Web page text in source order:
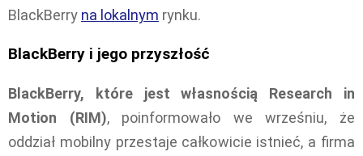
BlackBerry na lokalnym rynku.
BlackBerry i jego przyszłość
BlackBerry, które jest własnością Research in
Motion (RIM), poinformowało we wrześniu, że
oddział mobilny przestaje całkowicie istnieć, a firma